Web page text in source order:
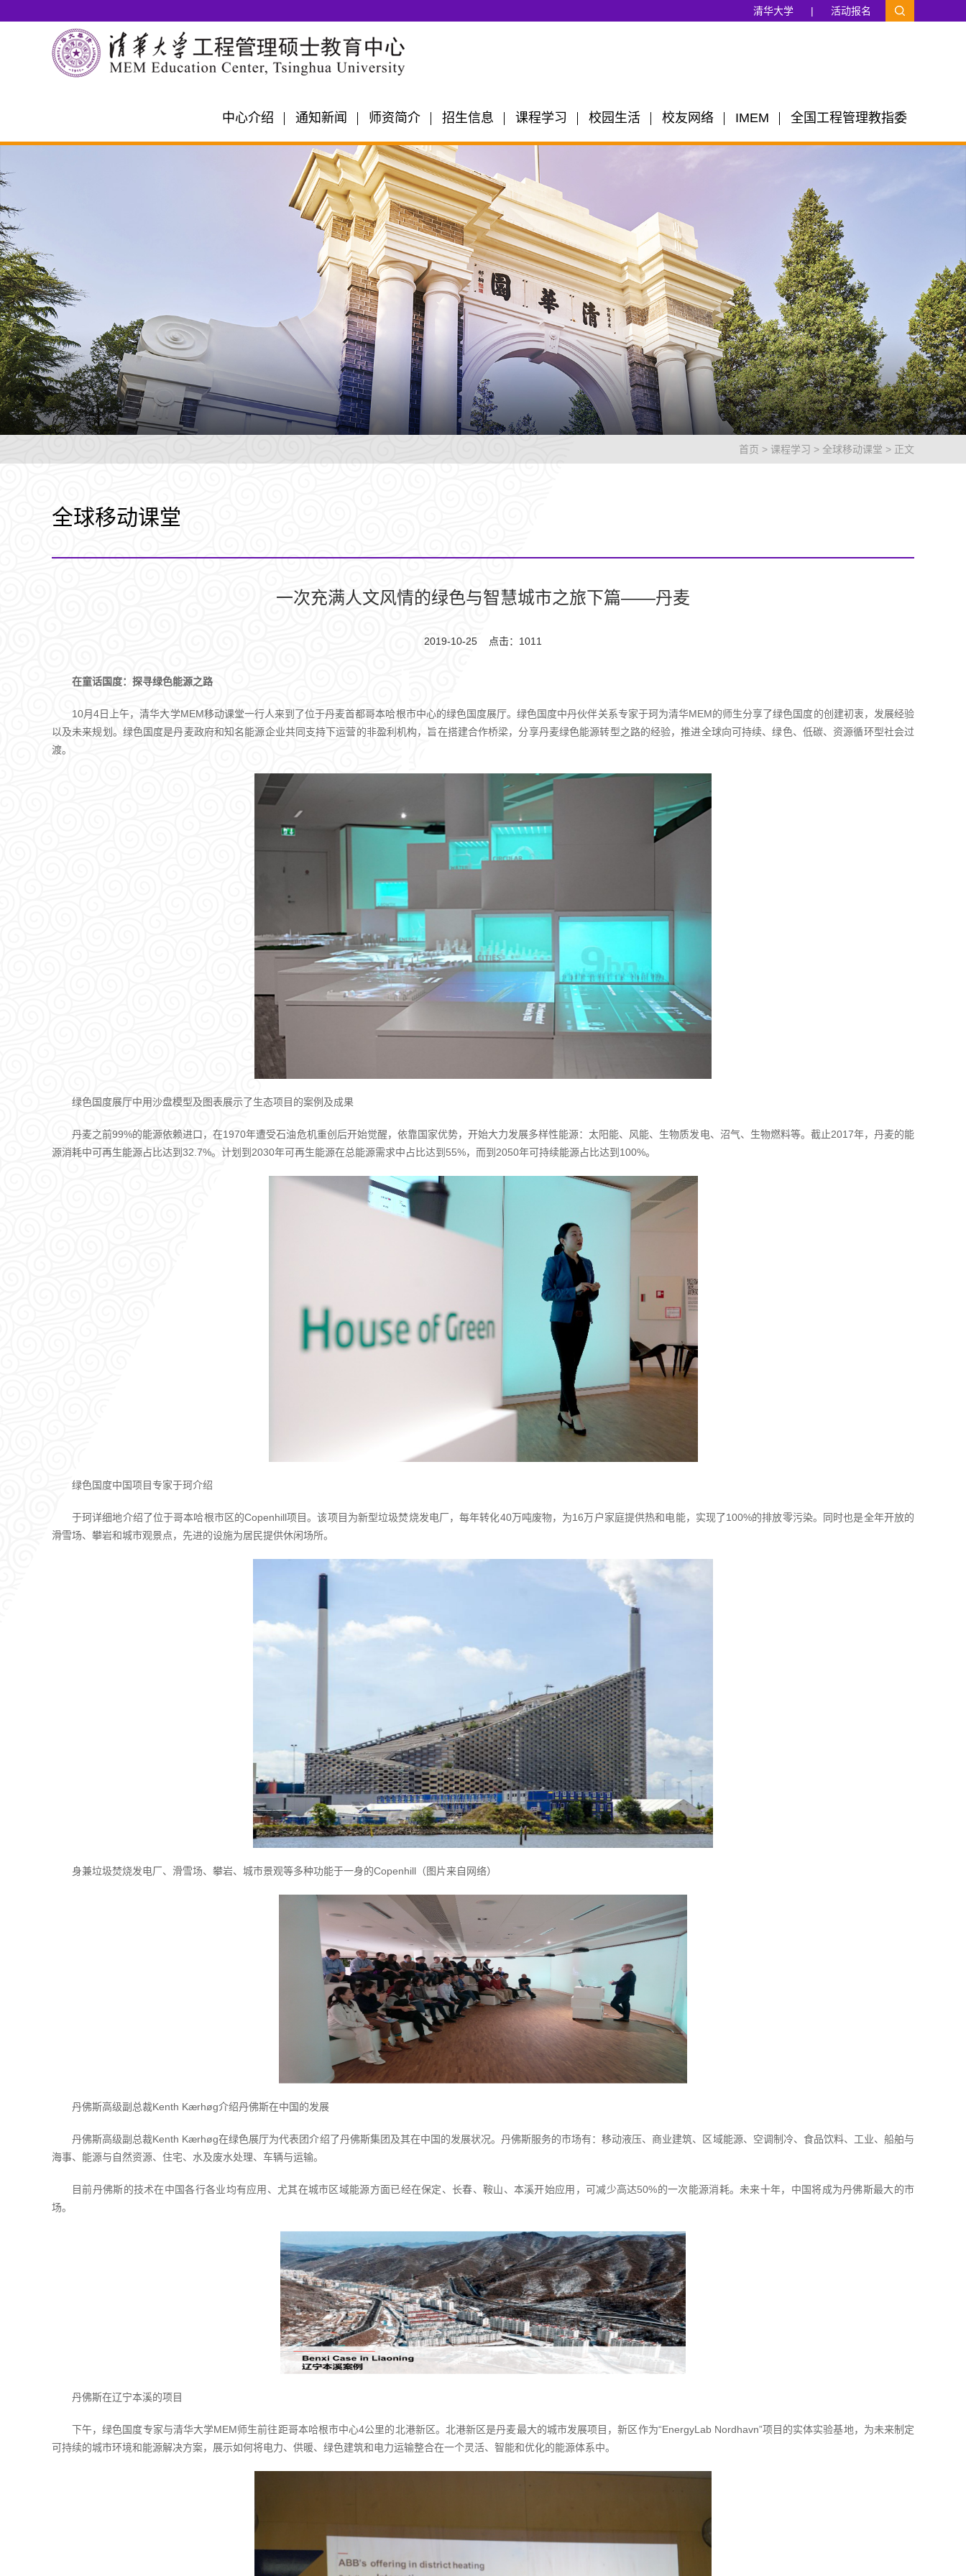
清华大学 | 活动报名
中心介绍 通知新闻 师资简介 招生信息 课程学习 校园生活 校友网络 IMEM 全国工程管理教指委
首页 > 课程学习 > 全球移动课堂 > 正文
全球移动课堂
一次充满人文风情的绿色与智慧城市之旅下篇——丹麦
2019-10-25 点击： 1011
在童话国度：探寻绿色能源之路
10月4日上午，清华大学MEM移动课堂一行人来到了位于丹麦首都哥本哈根市中心的绿色国度展厅。绿色国度中丹伙伴关系专家于珂为清华MEM的师生分享了绿色国度的创建初衷，发展经验
以及未来规划。绿色国度是丹麦政府和知名能源企业共同支持下运营的非盈利机构，旨在搭建合作桥梁，分享丹麦绿色能源转型之路的经验，推进全球向可持续、绿色、低碳、资源循环型社会过
渡。
绿色国度展厅中用沙盘模型及图表展示了生态项目的案例及成果
丹麦之前99%的能源依赖进口，在1970年遭受石油危机重创后开始觉醒，依靠国家优势，开始大力发展多样性能源：太阳能、风能、生物质发电、沼气、生物燃料等。截止2017年，丹麦的能
源消耗中可再生能源占比达到32.7%。计划到2030年可再生能源在总能源需求中占比达到55%，而到2050年可持续能源占比达到100%。
绿色国度中国项目专家于珂介绍
于珂详细地介绍了位于哥本哈根市区的Copenhill项目。该项目为新型垃圾焚烧发电厂，每年转化40万吨废物，为16万户家庭提供热和电能，实现了100%的排放零污染。同时也是全年开放的
滑雪场、攀岩和城市观景点，先进的设施为居民提供休闲场所。
身兼垃圾焚烧发电厂、滑雪场、攀岩、城市景观等多种功能于一身的Copenhill（图片来自网络）
丹佛斯高级副总裁Kenth Kærhøg介绍丹佛斯在中国的发展
丹佛斯高级副总裁Kenth Kærhøg在绿色展厅为代表团介绍了丹佛斯集团及其在中国的发展状况。丹佛斯服务的市场有：移动液压、商业建筑、区域能源、空调制冷、食品饮料、工业、船舶与
海事、能源与自然资源、住宅、水及废水处理、车辆与运输。
目前丹佛斯的技术在中国各行各业均有应用、尤其在城市区域能源方面已经在保定、长春、鞍山、本溪开始应用，可减少高达50%的一次能源消耗。未来十年，中国将成为丹佛斯最大的市
场。
丹佛斯在辽宁本溪的项目
下午，绿色国度专家与清华大学MEM师生前往距哥本哈根市中心4公里的北港新区。北港新区是丹麦最大的城市发展项目，新区作为“EnergyLab Nordhavn”项目的实体实验基地，为未来制定
可持续的城市环境和能源解决方案，展示如何将电力、供暖、绿色建筑和电力运输整合在一个灵活、智能和优化的能源体系中。